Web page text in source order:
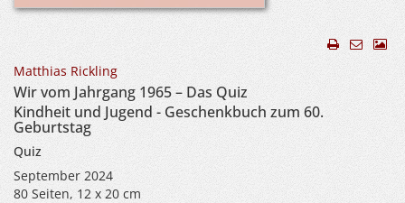
Matthias Rickling
Wir vom Jahrgang 1965 – Das Quiz
Kindheit und Jugend - Geschenkbuch zum 60.
Geburtstag
Quiz
September 2024
80 Seiten, 12 x 20 cm